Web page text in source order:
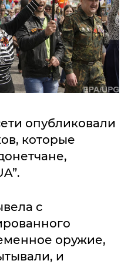
опубликовали
которые
с
оружие,
и